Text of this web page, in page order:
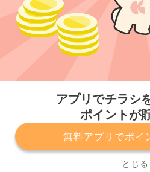
アプリでチラシ
ポイントが
無料アプリでポイ
とじる
プライバシーポリシー 利
サービスに関してのお問い合わせ